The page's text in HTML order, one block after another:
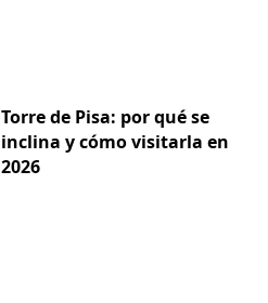
Torre de Pisa: por qué se
inclina y cómo visitarla en
2026